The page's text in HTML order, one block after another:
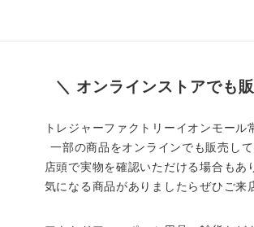
＼ オンラインストアでも
トレジャーファクトリーイオンモール
一部の商品をオンラインでも販売して
店頭で実物を確認いただける場合もあ
気になる商品がありましたらぜひご来